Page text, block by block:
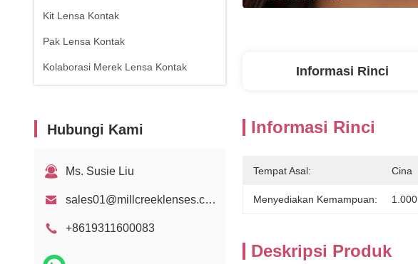
Kit Lensa Kontak
Pak Lensa Kontak
Kolaborasi Merek Lensa Kontak
Hubungi Kami
Ms. Susie Liu
sales01@millcreeklenses.com
+8619311600083
Informasi Rinci
Informasi Rinci
Tempat Asal: Cina
Menyediakan Kemampuan:
Deskripsi Produk